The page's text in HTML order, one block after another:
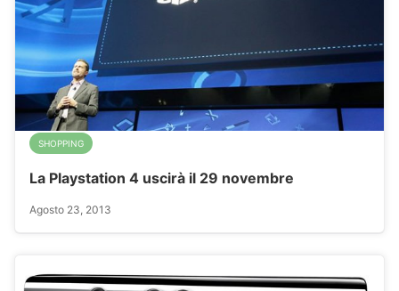
SHOPPING
La Playstation 4 uscirà il 29 novembre
Agosto 23, 2013